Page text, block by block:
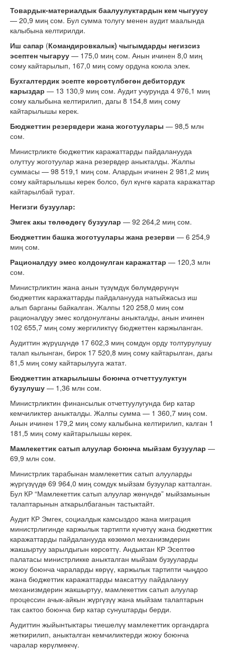
Товардык-материалдык баалуулуктардын кем чыгуусу
— 20,9 миң сом. Бул сумма толугу менен аудит маалында
калыбына келтирилди.
Иш сапар (Командировкалык) чыгымдарды негизсиз
эсептен чыгаруу — 175,0 миң сом. Анын ичинен 8,0 миң
сому кайтарылып, 167,0 миң сому ордуна коюла элек.
Бухгалтердик эсепте көрсөтүлбөгөн дебитордук
карыздар — 13 130,9 миң сом. Аудит учурунда 4 976,1 миң
сому калыбына келтирилип, дагы 8 154,8 миң сому
кайтарылышы керек.
Бюджеттин резервдери жана жоготуулары — 98,5 млн
сом.
Министрликте бюджеттик каражаттарды пайдаланууда
олуттуу жоготуулар жана резервдер аныкталды. Жалпы
суммасы — 98 519,1 миң сом. Алардын ичинен 2 981,2 миң
сому кайтарылышы керек болсо, бул күнгө карата каражаттар
кайтарылбай турат.
Негизги бузуулар:
Эмгек акы төлөөдөгү бузуулар — 92 264,2 миң сом.
Бюджеттин башка жоготуулары жана резерви — 6 254,9
миң сом.
Рационалдуу эмес колдонулган каражаттар — 120,3 млн
сом.
Министрликтин жана анын түзүмдүк бөлүмдөрүнүн
бюджеттик каражаттарды пайдаланууда натыйжасыз иш
алып барганы байкалган. Жалпы 120 258,0 миң сом
рационалдуу эмес колдонулганы аныкталды, анын ичинен
102 655,7 миң сому жергиликтүү бюджеттен каржыланган.
Аудиттин жүрүшүндө 17 602,3 миң сомдун орду толтурулушу
талап кылынган, бирок 17 520,8 миң сому кайтарылган, дагы
81,5 миң сому кайтарылууга жатат.
Бюджеттин аткарылышы боюнча отчеттуулуктун
бузулушу — 1,36 млн сом.
Министрликтин финансылык отчеттуулугунда бир катар
кемчиликтер аныкталды. Жалпы сумма — 1 360,7 миң сом.
Анын ичинен 179,2 миң сому калыбына келтирилип, калган 1
181,5 миң сому кайтарылышы керек.
Мамлекеттик сатып алуулар боюнча мыйзам бузуулар —
69,9 млн сом.
Министрлик тарабынан мамлекеттик сатып алууларды
жүргүзүүдө 69 964,0 миң сомдук мыйзам бузуулар катталган.
Бул КР “Мамлекеттик сатып алуулар жөнүндө” мыйзамынын
талаптарынын аткарылбаганын тастыктайт.
Аудит КР Эмгек, социалдык камсыздоо жана миграция
министрлигинде каржылык тартипти күчөтүү жана бюджеттик
каражаттарды пайдаланууда көзөмөл механизмдерин
жакшыртуу зарылдыгын көрсөттү. Андыктан КР Эсептөө
палатасы министрликке аныкталган мыйзам бузууларды
жоюу боюнча чараларды көрүү, каржылык тартипти чыңдоо
жана бюджеттик каражаттарды максаттуу пайдалануу
механизмдерин жакшыртуу, мамлекеттик сатып алуулар
процессин ачык-айкын жүргүзүү жана мыйзам талаптарын
так сактоо боюнча бир катар сунуштарды берди.
Аудиттин жыйынтыктары тиешелүү мамлекеттик органдарга
жеткирилип, аныкталган кемчиликтерди жоюу боюнча
чаралар көрүлмөкчү.